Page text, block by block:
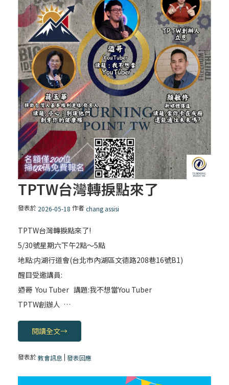
TPTW台灣轉捩點來了
發表於 2026-05-18 作者chang assisi
TPTW台灣轉捩點來了!
5/30號星期六下午2點〜5點
地點:内湖行道會(台北市內湖區文德路208巷16號B1)
醒目受邀講員:
迺哥 You Tuber 講題:我不想當You Tuber
TPTW創辦人 …
閱讀全文→
發表於教會訊息 |發表回應